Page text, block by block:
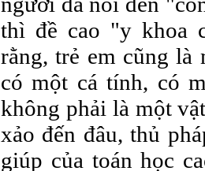
thì đề cao "y khoa
rằng, trẻ em cũng
có một cá tính, có
không phải là một
xảo đến đâu, thủ
giúp của toán học